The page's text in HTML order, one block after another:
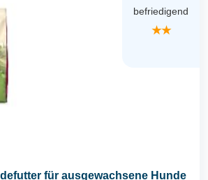
befriedigend
★★
für ausgewachsene Hunde